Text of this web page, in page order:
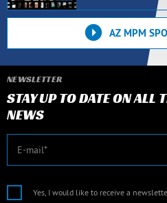
AZ MPM
NEWSLETTER
STAY UP TO DATE ON ALL
NEWS
E-mail
Yes, I would like to receive a